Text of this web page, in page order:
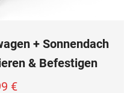
+ Sonnendach
& Befestigen
€